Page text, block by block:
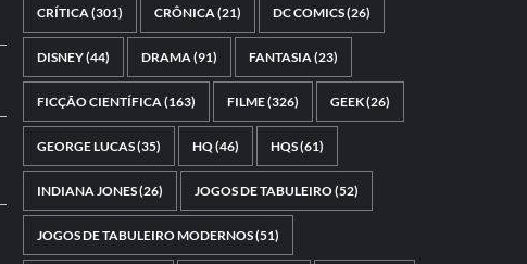
CRÍTICA (301) CRÔNICA (21) DC COMICS(26)
DISNEY(44) DRAMA (91) FANTASIA (23)
FICÇÃO CIENTÍFICA (163) FILME(326) GEEK(26)
GEORGE LUCAS(35) HQ(46) HQS(61)
INDIANA JONES(26) JOGOS DE TABULEIRO(52)
JOGOS DE TABULEIRO MODERNOS(51)